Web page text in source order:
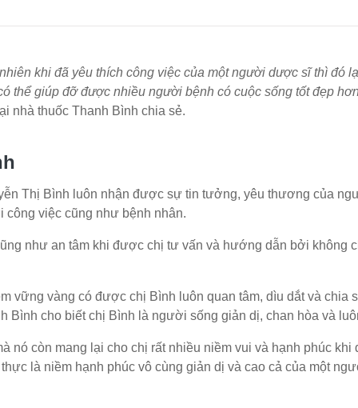
khi đã yêu thích công việc của một người dược sĩ thì đó
thể giúp đỡ được nhiều người bệnh có cuộc sống tốt đẹp
nhà thuốc Thanh Bình chia sẻ.
Thị Bình luôn nhận được sự tin tưởng, yêu thương của
việc cũng như bệnh nhân.
như an tâm khi được chị tư vấn và hướng dẫn bởi không
vững vàng có được chị Bình luôn quan tâm, dìu dắt và chia
Bình cho biết chị Bình là người sống giản dị, chan hòa và
nó còn mang lại cho chị rất nhiều niềm vui và hạnh phúc
là niềm hạnh phúc vô cùng giản dị và cao cả của một